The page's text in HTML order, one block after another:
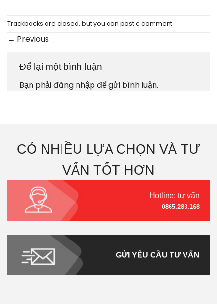
Trackbacks are closed, but you can post a comment.
← Previous
Để lại một bình luận
Bạn phảiđăng nhậpđể gửi bình luận.
CÓ NHIỀU LỰA CHỌN VÀ TƯ
VẤN TỐT HƠN
Hotline: tư vấn
0865.283.168
GỬI YÊU CẦU TƯ VẤN